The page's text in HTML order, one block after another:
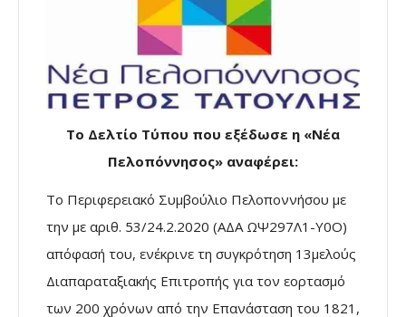
Το Δελτίο Τύπου που εξέδωσε η «Νέα
Πελοπόννησος» αναφέρει:
Το Περιφερειακό Συμβούλιο Πελοποννήσου με
την με αριθ. 53/24.2.2020 (ΑΔΑ ΩΨ297Λ1-Υ0Ο)
απόφασή του, ενέκρινε τη συγκρότηση 13μελούς
Διαπαραταξιακής Επιτροπής για τον εορτασμό
των 200 χρόνων από την Επανάσταση του 1821,